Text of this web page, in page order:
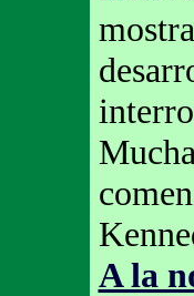
A la